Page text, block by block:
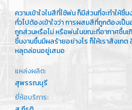
ความเข้าใจในสีที่ใช้พ่น ก็มีส่วนที่จะทำให้ชิ้
ทั่วไปต้องเข้าใจว่า การผสมสีที่ถูกต้องเ
ถูกส่วนหรือไม่ หรือพ่นในขณะที่อากาศชื้น
ชิ้นงานชื้นมีผลร้ายอย่างไร ก็ให้เราสังเก
หลุดล่อนอยู่เสมอ
แหล่งผลิต:
สุพรรณบุรี
ยี่ห้อบริการ: